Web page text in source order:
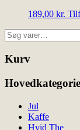
189,00 kr.
Søg
efter:
Kurv
Jul
Kaffe
Hvid The